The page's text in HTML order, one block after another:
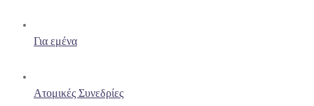
Για εμένα
Ατομικές Συνεδρίες